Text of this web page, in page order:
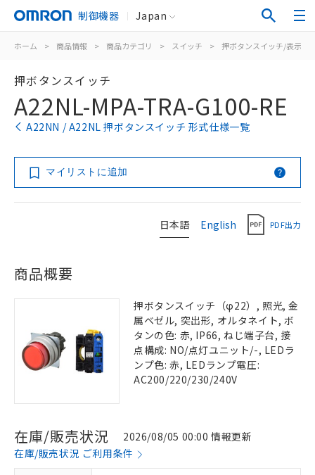
制御機器 Japan
ホーム > 商品情報 > 商品カテゴリ > スイッチ > 押ボタンスイッチ/表示灯
押ボタンスイッチ
A22NL-MPA-TRA-G100-RE
A22NN / A22NL 押ボタンスイッチ 形式仕様一覧
マイリストに追加
日本語 English PDF出力
商品概要
押ボタンスイッチ（φ22）, 照光, 金
属ベゼル, 突出形, オルタネイト, ボ
タンの色: 赤, IP66, ねじ端子台, 接
点構成: NO/点灯ユニット/-, LEDラ
ンプ色: 赤, LEDランプ電圧:
AC200/220/230/240V
在庫/販売状況
2026/08/05 00:00 情報更新
在庫/販売状況 ご利用条件